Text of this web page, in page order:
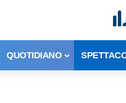
QUOTIDIANO